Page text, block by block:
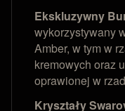
Ekskluzywny
wykorzystywany
Amber, w tym w
kremowych oraz
oprawionej w
Kryształy